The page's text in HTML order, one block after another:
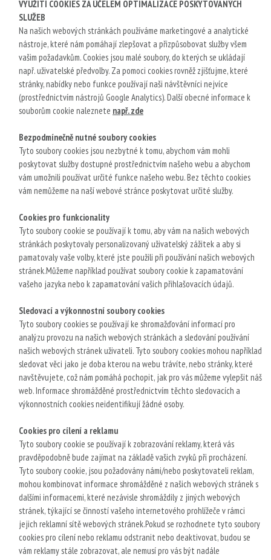
VYUŽITÍ COOKIES ZA ÚČELEM OPTIMALIZACE POSKYTOVANÝCH
SLUŽEB
Na našich webových stránkách používáme marketingové a analytické
nástroje, které nám pomáhají zlepšovat a přizpůsobovat služby všem
vašim požadavkům. Cookies jsou malé soubory, do kterých se ukládají
např. uživatelské předvolby. Za pomoci cookies rovněž zjišťujme, které
stránky, nabídky nebo funkce používají naši návštěvníci nejvíce
(prostřednictvím nástrojů Google Analytics). Další obecné informace k
souborům cookie naleznete např.zde
Bezpodmínečně nutné soubory cookies
Tyto soubory cookies jsou nezbytné k tomu, abychom vám mohli
poskytovat služby dostupné prostřednictvím našeho webu a abychom
vám umožnili používat určité funkce našeho webu. Bez těchto cookies
vám nemůžeme na naší webové stránce poskytovat určité služby.
Cookies pro funkcionality
Tyto soubory cookie se používají k tomu, aby vám na našich webových
stránkách poskytovaly personalizovaný uživatelský zážitek a aby si
pamatovaly vaše volby, které jste použili při používání našich webových
stránek.Můžeme například používat soubory cookie k zapamatování
vašeho jazyka nebo k zapamatování vašich přihlašovacích údajů.
Sledovací a výkonnostní soubory cookies
Tyto soubory cookies se používají ke shromažďování informací pro
analýzu provozu na našich webových stránkách a sledování používání
našich webových stránek uživateli. Tyto soubory cookies mohou například
sledovat věci jako je doba kterou na webu trávíte, nebo stránky, které
navštěvujete, což nám pomáhá pochopit, jak pro vás můžeme vylepšit náš
web. Informace shromážděné prostřednictvím těchto sledovacích a
výkonnostních cookies neidentifikují žádné osoby.
Cookies pro cílení a reklamu
Tyto soubory cookie se používají k zobrazování reklamy, která vás
pravděpodobně bude zajímat na základě vašich zvyků při procházení.
Tyto soubory cookie, jsou požadovány námi/nebo poskytovateli reklam,
mohou kombinovat informace shromážděné z našich webových stránek s
dalšími informacemi, které nezávisle shromáždily z jiných webových
stránek, týkající se činností vašeho internetového prohlížeče v rámci
jejich reklamní sítě webových stránek.Pokud se rozhodnete tyto soubory
cookies pro cílení nebo reklamu odstranit nebo deaktivovat, budou se
vám reklamy stále zobrazovat, ale nemusí pro vás být nadále